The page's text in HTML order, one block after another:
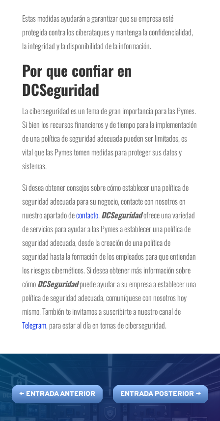
Estas medidas ayudarán a garantizar que su empresa esté
protegida contra los ciberataques y mantenga la confidencialidad,
la integridad y la disponibilidad de la información.
Por que confiar en
DCSeguridad
La ciberseguridad es un tema de gran importancia para las Pymes.
Si bien los recursos financieros y de tiempo para la implementación
de una política de seguridad adecuada pueden ser limitados, es
vital que las Pymes tomen medidas para proteger sus datos y
sistemas.
Si desea obtener consejos sobre cómo establecer una política de
seguridad adecuada para su negocio, contacte con nosotros en
nuestro apartado decontacto. DCSeguridadofrece una variedad
de servicios para ayudar a las Pymes a establecer una política de
seguridad adecuada, desde la creación de una política de
seguridad hasta la formación de los empleados para que entiendan
los riesgos cibernéticos. Si desea obtener más información sobre
cómoDCSeguridadpuede ayudar a su empresa a establecer una
política de seguridad adecuada, comuníquese con nosotros hoy
mismo. También te invitamos a suscribirte a nuestro canal de
Telegram, para estar al día en temas de ciberseguridad.
← ENTRADA ANTERIOR ENTRADA POSTERIOR→